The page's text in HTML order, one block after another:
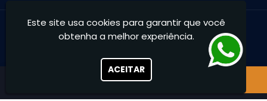
Ággelos Arquitetura e Interiores - Transformamos espaços,
concretizamos sonhos
Este site usa cookies para garantir que você
obtenha a melhor experiência.
ACEITAR